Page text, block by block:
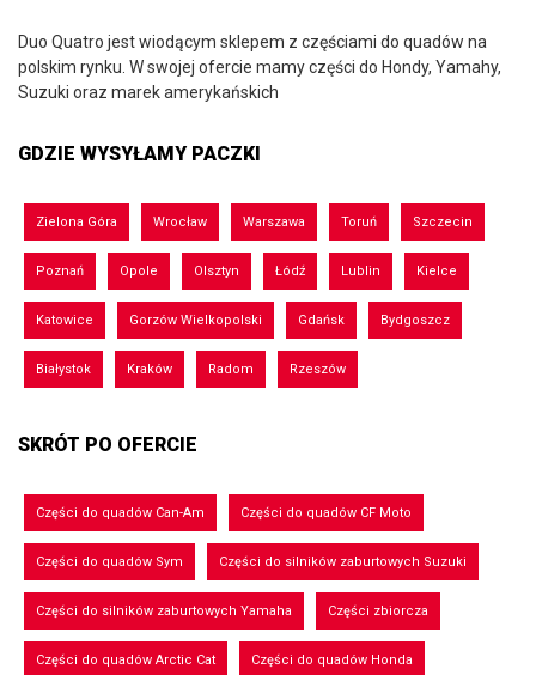
Duo Quatro jest wiodącym sklepem z częściami do quadów na
polskim rynku. W swojej ofercie mamy części do Hondy, Yamahy,
Suzuki oraz marek amerykańskich
GDZIE WYSYŁAMY PACZKI
Zielona Góra Wrocław Warszawa Toruń Szczecin
Poznań Opole Olsztyn Łódź Lublin Kielce
Katowice Gorzów Wielkopolski Gdańsk Bydgoszcz
Białystok Kraków Radom Rzeszów
SKRÓT PO OFERCIE
Części do quadów Can-Am Części do quadów CF Moto
Części do quadów Sym Części do silników zaburtowych Suzuki
Części do silników zaburtowych Yamaha Części zbiorcza
Części do quadów Arctic Cat Części do quadów Honda